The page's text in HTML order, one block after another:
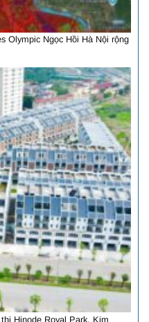
Olympic Ngọc Hồi Hà Nội rộng
Hinode Royal Park, Kim